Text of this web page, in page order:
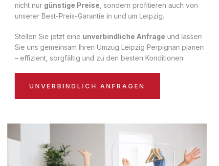
nicht nur günstige Preise , sondern profitieren auch von
unserer Best-Preis-Garantie in und um Leipzig.
Stellen Sie jetzt eine unverbindliche Anfrage und lassen
Sie uns gemeinsam Ihren Umzug Leipzig Perpignan planen
– effizient, sorgfältig und zu den besten Konditionen:
UNVERBINDLICH ANFRAGEN